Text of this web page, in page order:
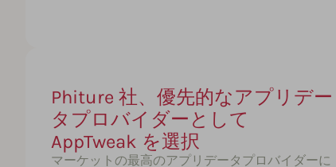
Phiture 社、優先的なアプリデー
タプロバイダーとして
AppTweak を選択
マーケットの最高のアプリデータプロバイダーに